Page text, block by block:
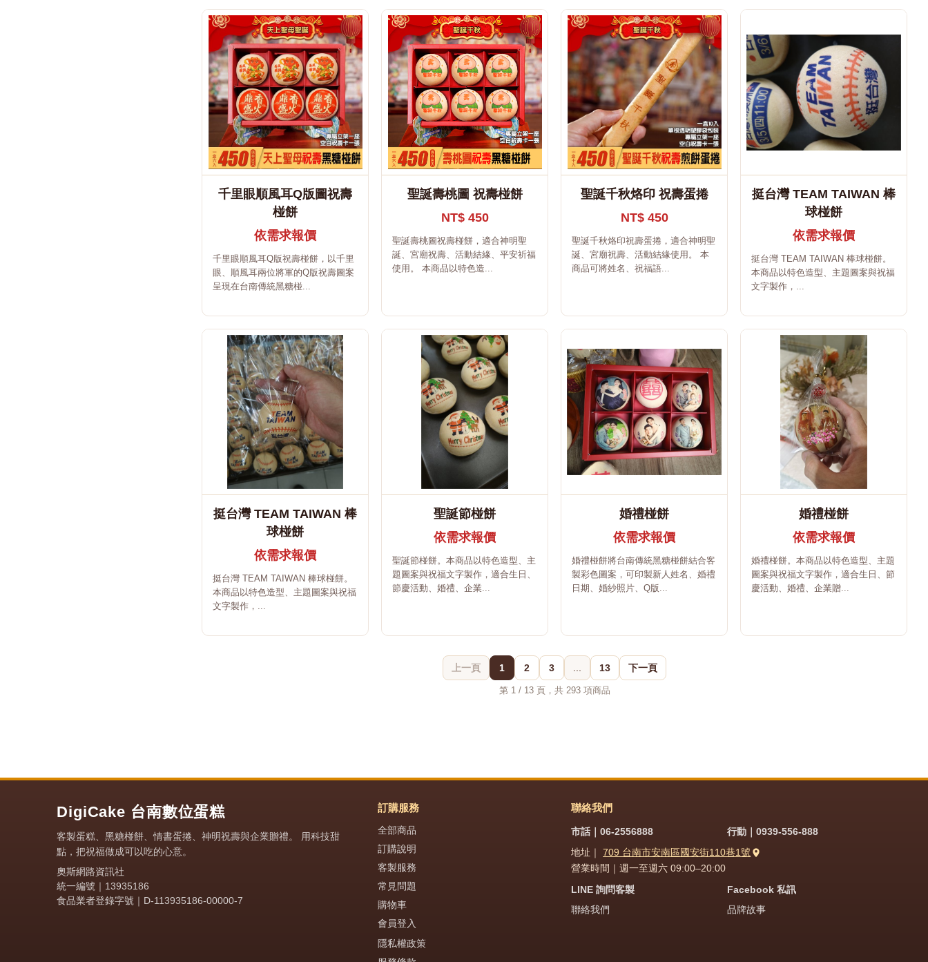
千里眼順風耳Q版圖祝壽
椪餅
依需求報價
千里眼順風耳Q版祝壽椪餅，以千里
眼、順風耳兩位將軍的Q版祝壽圖案
呈現在台南傳統黑糖椪...
聖誕壽桃圖 祝壽椪餅
NT$ 450
聖誕壽桃圖祝壽椪餅，適合神明聖
誕、宮廟祝壽、活動結緣、平安祈福
使用。 本商品以特色造...
聖誕千秋烙印 祝壽蛋捲
NT$ 450
聖誕千秋烙印祝壽蛋捲，適合神明聖
誕、宮廟祝壽、活動結緣使用。 本
商品可將姓名、祝福語...
挺台灣 TEAM TAIWAN 棒
球椪餅
依需求報價
挺台灣 TEAM TAIWAN 棒球椪餅。
本商品以特色造型、主題圖案與祝福
文字製作，...
挺台灣 TEAM TAIWAN 棒
球椪餅
依需求報價
挺台灣 TEAM TAIWAN 棒球椪餅。
本商品以特色造型、主題圖案與祝福
文字製作，...
聖誕節椪餅
依需求報價
聖誕節椪餅。本商品以特色造型、主
題圖案與祝福文字製作，適合生日、
節慶活動、婚禮、企業...
婚禮椪餅
依需求報價
婚禮椪餅將台南傳統黑糖椪餅結合客
製彩色圖案，可印製新人姓名、婚禮
日期、婚紗照片、Q版...
婚禮椪餅
依需求報價
婚禮椪餅。本商品以特色造型、主題
圖案與祝福文字製作，適合生日、節
慶活動、婚禮、企業贈...
上一頁 1 2 3 ... 13 下一頁
第 1 / 13 頁，共 293 項商品
DigiCake 台南數位蛋糕
客製蛋糕、黑糖椪餅、情書蛋捲、神明祝壽與企業贈禮。 用科技甜
點，把祝福做成可以吃的心意。
奧斯網路資訊社
統一編號｜13935186
食品業者登錄字號｜D-113935186-00000-7
訂購服務
全部商品
訂購說明
客製服務
常見問題
購物車
會員登入
隱私權政策
聯絡我們
市話｜06-2556888
行動｜0939-556-888
地址｜709 台南市安南區國安街110巷1號
營業時間｜週一至週六 09:00–20:00
LINE 詢問客製
Facebook 私訊
聯絡我們
品牌故事